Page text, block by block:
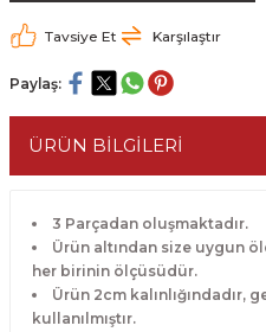
Tavsiye Et Karşılaştır
Paylaş:
ÜRÜN BİLGİLERİ
3 Parçadan oluşmaktadır.
Ürün altından size uygun
her birinin ölçüsüdür.
Ürün 2cm kalınlığındadır,
kullanılmıştır.